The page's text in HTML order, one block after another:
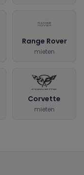
Range Rover
mieten
Corvette
mieten